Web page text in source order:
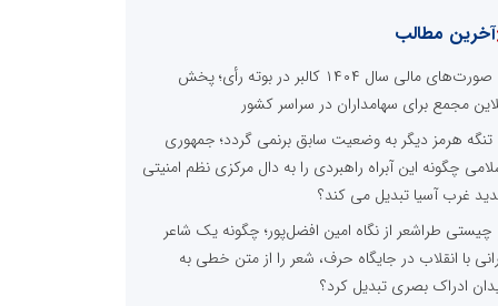
آخرین مطالب
صورت‌های مالی سال ۱۴۰۴ کالبر در بوته رأی؛ پخش
مجمع برای سهامداران در سراسر کشور
تنگه هرمز دیگر به وضعیت سابق برنمی گردد؛ جمهوری
چگونه این آبراه راهبردی را به دال مرکزی نظم امنیتی
غرب آسیا تبدیل می کند؟
چیستی طراشعر از نگاه امین افضل‌پور؛ چگونه یک شاعر
با انقلاب در جایگاه حرف، شعر را از متن خطی به
ادراک بصری تبدیل کرد؟